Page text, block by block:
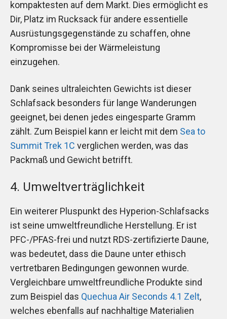
kompaktesten auf dem Markt. Dies ermöglicht es
Dir, Platz im Rucksack für andere essentielle
Ausrüstungsgegenstände zu schaffen, ohne
Kompromisse bei der Wärmeleistung
einzugehen.
Dank seines ultraleichten Gewichts ist dieser
Schlafsack besonders für lange Wanderungen
geeignet, bei denen jedes eingesparte Gramm
zählt. Zum Beispiel kann er leicht mit dem Sea to
Summit Trek 1C verglichen werden, was das
Packmaß und Gewicht betrifft.
4. Umweltverträglichkeit
Ein weiterer Pluspunkt des Hyperion-Schlafsacks
ist seine umweltfreundliche Herstellung. Er ist
PFC-/PFAS-frei und nutzt RDS-zertifizierte Daune,
was bedeutet, dass die Daune unter ethisch
vertretbaren Bedingungen gewonnen wurde.
Vergleichbare umweltfreundliche Produkte sind
zum Beispiel das Quechua Air Seconds 4.1 Zelt,
welches ebenfalls auf nachhaltige Materialien